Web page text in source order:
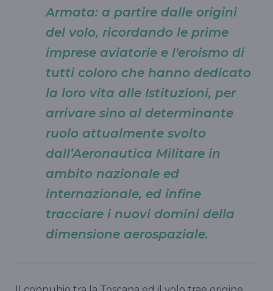
Armata: a partire dalle origini
del volo, ricordando le prime
imprese aviatorie e l'eroismo di
tutti coloro che hanno dedicato
la loro vita alle Istituzioni, per
arrivare sino al determinante
ruolo attualmente svolto
dall’Aeronautica Militare in
ambito nazionale ed
internazionale, ed infine
tracciare i nuovi domini della
dimensione aerospaziale.